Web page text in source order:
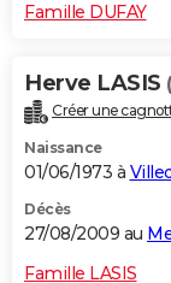
Famille DUFAY
Herve LASIS
Créer une
Naissance
01/06/1973 à
Décès
27/08/2009 au
Famille LASIS